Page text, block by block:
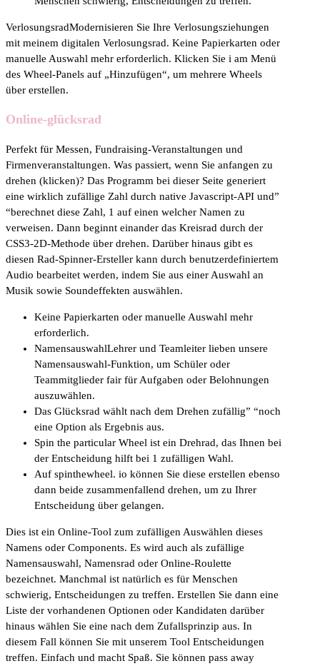
VerlosungsradModernisieren Sie Ihre Verlosungsziehungen
mit meinem digitalen Verlosungsrad. Keine Papierkarten oder
manuelle Auswahl mehr erforderlich. Klicken Sie i am Menü
des Wheel-Panels auf „Hinzufügen“, um mehrere Wheels
über erstellen.
Online-glücksrad
Perfekt für Messen, Fundraising-Veranstaltungen und
Firmenveranstaltungen. Was passiert, wenn Sie anfangen zu
drehen (klicken)? Das Programm bei dieser Seite generiert
eine wirklich zufällige Zahl durch native Javascript-API und”
“berechnet diese Zahl, 1 auf einen welcher Namen zu
verweisen. Dann beginnt einander das Kreisrad durch der
CSS3-2D-Methode über drehen. Darüber hinaus gibt es
diesen Rad-Spinner-Ersteller kann durch benutzerdefiniertem
Audio bearbeitet werden, indem Sie aus einer Auswahl an
Musik sowie Soundeffekten auswählen.
Keine Papierkarten oder manuelle Auswahl mehr
erforderlich.
NamensauswahlLehrer und Teamleiter lieben unsere
Namensauswahl-Funktion, um Schüler oder
Teammitglieder fair für Aufgaben oder Belohnungen
auszuwählen.
Das Glücksrad wählt nach dem Drehen zufällig” “noch
eine Option als Ergebnis aus.
Spin the particular Wheel ist ein Drehrad, das Ihnen bei
der Entscheidung hilft bei 1 zufälligen Wahl.
Auf spinthewheel. io können Sie diese erstellen ebenso
dann beide zusammenfallend drehen, um zu Ihrer
Entscheidung über gelangen.
Dies ist ein Online-Tool zum zufälligen Auswählen dieses
Namens oder Components. Es wird auch als zufällige
Namensauswahl, Namensrad oder Online-Roulette
bezeichnet. Manchmal ist natürlich es für Menschen
schwierig, Entscheidungen zu treffen. Erstellen Sie dann eine
Liste der vorhandenen Optionen oder Kandidaten darüber
hinaus wählen Sie eine nach dem Zufallsprinzip aus. In
diesem Fall können Sie mit unserem Tool Entscheidungen
treffen. Einfach und macht Spaß. Sie können pass away